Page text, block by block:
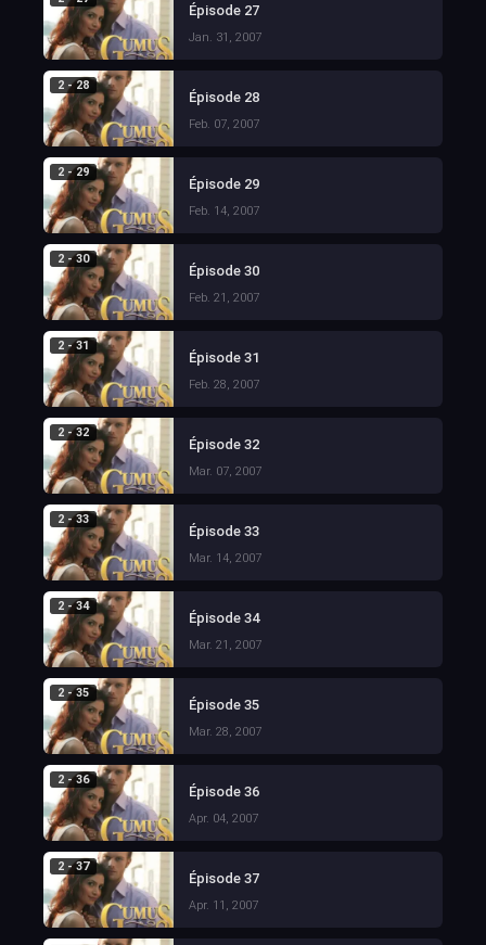
Épisode 27
Jan. 31, 2007
2 - 28
Épisode 28
Feb. 07, 2007
2 - 29
Épisode 29
Feb. 14, 2007
2 - 30
Épisode 30
Feb. 21, 2007
2 - 31
Épisode 31
Feb. 28, 2007
2 - 32
Épisode 32
Mar. 07, 2007
2 - 33
Épisode 33
Mar. 14, 2007
2 - 34
Épisode 34
Mar. 21, 2007
2 - 35
Épisode 35
Mar. 28, 2007
2 - 36
Épisode 36
Apr. 04, 2007
2 - 37
Épisode 37
Apr. 11, 2007